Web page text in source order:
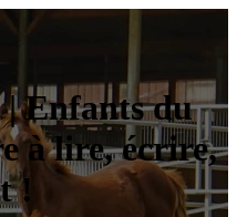
Enfants du
à lire, écrire,
!